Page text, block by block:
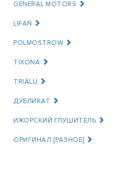
GENERAL MOTORS
LIFAN
POLMOSTROW
TIXONA
TRIALLI
ДУБЛИКАТ
ИЖОРСКИЙ ГЛУШИТЕЛЬ
ОРИГИНАЛ [РАЗНОЕ]